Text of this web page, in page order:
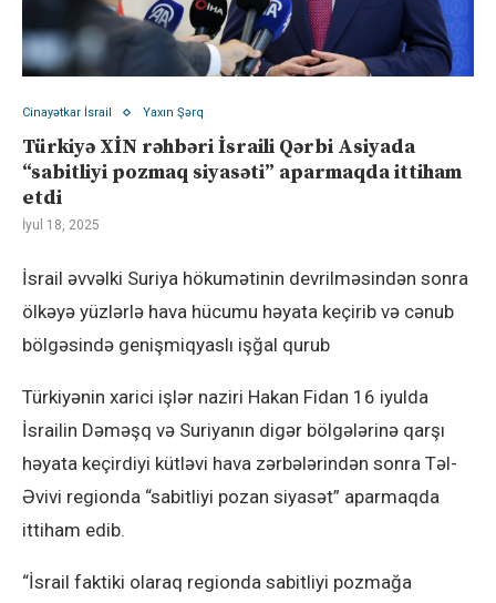
Cinayətkar İsrail Yaxın Şərq
Türkiyə XİN rəhbəri İsraili Qərbi Asiyada
“sabitliyi pozmaq siyasəti” aparmaqda ittiham
etdi
İyul 18, 2025
İsrail əvvəlki Suriya hökumətinin devrilməsindən sonra
ölkəyə yüzlərlə hava hücumu həyata keçirib və cənub
bölgəsində genişmiqyaslı işğal qurub
Türkiyənin xarici işlər naziri Hakan Fidan 16 iyulda
İsrailin Dəməşq və Suriyanın digər bölgələrinə qarşı
həyata keçirdiyi kütləvi hava zərbələrindən sonra Təl-
Əvivi regionda “sabitliyi pozan siyasət” aparmaqda
ittiham edib.
“İsrail faktiki olaraq regionda sabitliyi pozmağa